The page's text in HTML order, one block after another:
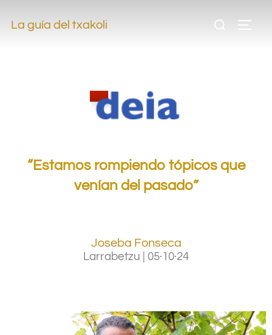
La guía del txakoli
“Estamos rompiendo tópicos que
venían del pasado”
Joseba Fonseca
Larrabetzu
05·10·24